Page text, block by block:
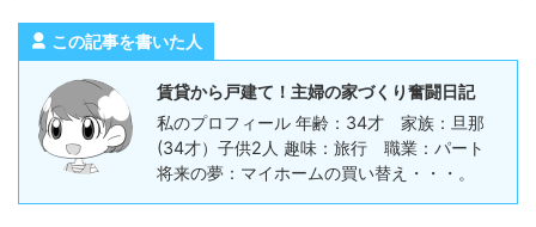
この記事を書いた人
賃貸から戸建て！主婦の家づくり奮闘日記
私のプロフィール 年齢：34才 家族：旦那
(34才）子供2人 趣味：旅行 職業：パート
将来の夢：マイホームの買い替え・・・。